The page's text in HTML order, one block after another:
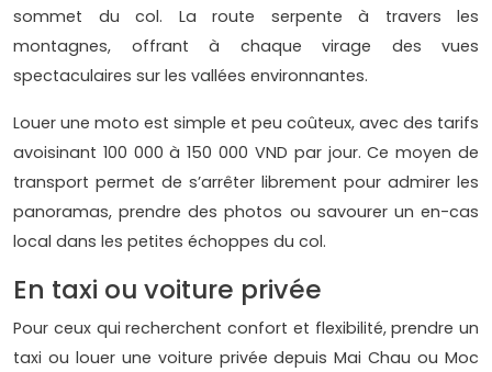
sommet du col. La route serpente à travers les
montagnes, offrant à chaque virage des vues
spectaculaires sur les vallées environnantes.
Louer une moto est simple et peu coûteux, avec des tarifs
avoisinant 100 000 à 150 000 VND par jour. Ce moyen de
transport permet de s’arrêter librement pour admirer les
panoramas, prendre des photos ou savourer un en-cas
local dans les petites échoppes du col.
En taxi ou voiture privée
Pour ceux qui recherchent confort et flexibilité, prendre un
taxi ou louer une voiture privée depuis Mai Chau ou Moc